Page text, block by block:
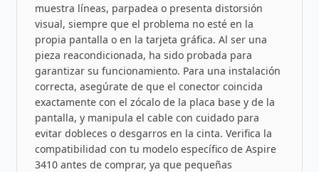
muestra líneas, parpadea o presenta distorsión
visual, siempre que el problema no esté en la
propia pantalla o en la tarjeta gráfica. Al ser una
pieza reacondicionada, ha sido probada para
garantizar su funcionamiento. Para una instalación
correcta, asegúrate de que el conector coincida
exactamente con el zócalo de la placa base y de la
pantalla, y manipula el cable con cuidado para
evitar dobleces o desgarros en la cinta. Verifica la
compatibilidad con tu modelo específico de Aspire
3410 antes de comprar, ya que pequeñas